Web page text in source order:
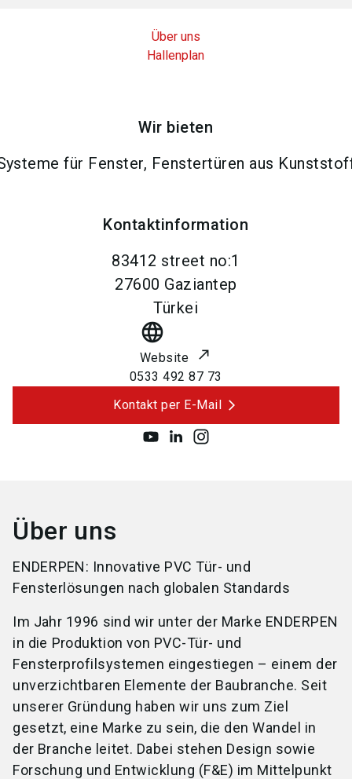
Über uns
Hallenplan
Wir bieten
für Fenster, Fenstertüren aus
Kontaktinformation
83412 street no:1
27600 Gaziantep
Türkei
language
Website
0533 492 87 73
Kontakt per E-Mail
Über uns
ENDERPEN: Innovative PVC Tür- und
Fensterlösungen nach globalen Standards
Im Jahr 1996 sind wir unter der Marke ENDERPEN
in die Produktion von PVC-Tür- und
Fensterprofilsystemen eingestiegen – einem der
unverzichtbaren Elemente der Baubranche. Seit
unserer Gründung haben wir uns zum Ziel
gesetzt, eine Marke zu sein, die den Wandel in
der Branche leitet. Dabei stehen Design sowie
Forschung und Entwicklung (F&E) im Mittelpunkt